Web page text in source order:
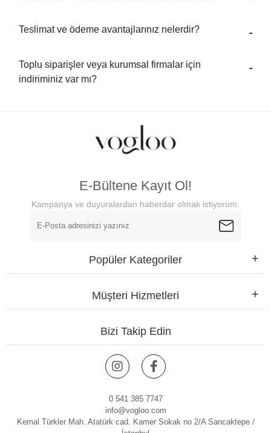
Teslimat ve ödeme avantajlarınız nelerdir?
Toplu siparişler veya kurumsal firmalar için
indiriminiz var mı?
E-Bültene Kayıt Ol!
Kampanya ve duyuralardan haberdar olmak istiyorum.
Popüler Kategoriler
Müşteri Hizmetleri
Bizi Takip Edin
0 541 385 7747
info@vogloo.com
Kemal Türkler Mah. Atatürk cad. Kamer Sokak no 2/A Sancaktepe /